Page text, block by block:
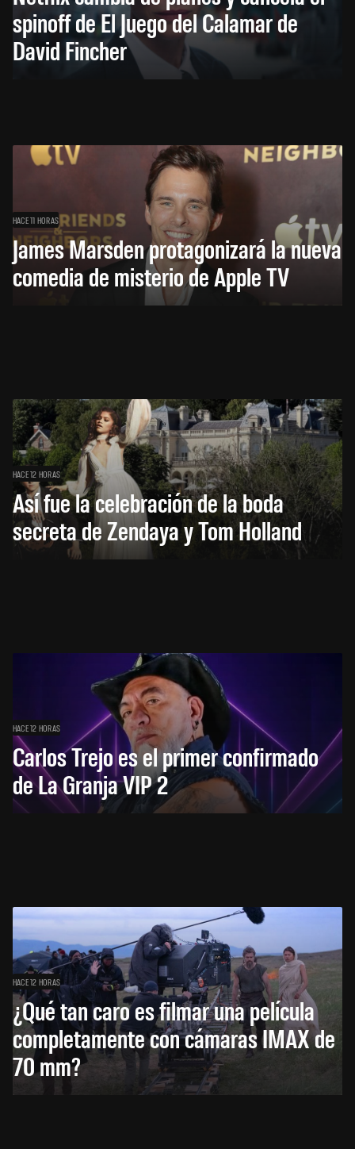
spinoff de El Juego del Calamar de
David Fincher
HACE 11 HORAS
James Marsden protagonizará la nueva
comedia de misterio de Apple TV
HACE 12 HORAS
Así fue la celebración de la boda
secreta de Zendaya y Tom Holland
HACE 12 HORAS
Carlos Trejo es el primer confirmado
de La Granja VIP 2
HACE 12 HORAS
¿Qué tan caro es filmar una película
completamente con cámaras IMAX de
70 mm?